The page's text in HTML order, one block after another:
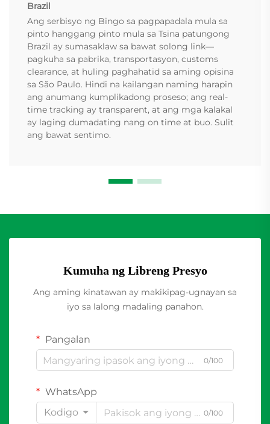
Brazil
Ang serbisyo ng Bingo sa pagpapadala mula sa
pinto hanggang pinto mula sa Tsina patungong
Brazil ay sumasaklaw sa bawat solong link—
pagkuha sa pabrika, transportasyon, customs
clearance, at huling paghahatid sa aming opisina
sa São Paulo. Hindi na kailangan naming harapin
ang anumang kumplikadong proseso; ang real-
time tracking ay transparent, at ang mga kalakal
ay laging dumadating nang on time at buo. Sulit
ang bawat sentimo.
Kumuha ng Libreng Presyo
Ang aming kinatawan ay makikipag-ugnayan sa
iyo sa lalong madaling panahon.
Pangalan
0/100
WhatsApp
Kodigo
0/100